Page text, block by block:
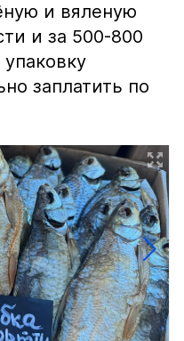
и вяленую
и за 500-800
заплатить по